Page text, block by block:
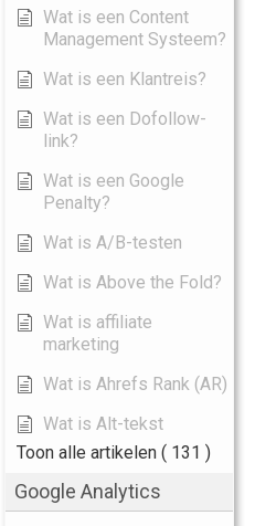
Wat is een Content
Management Systeem?
Wat is een Klantreis?
Wat is een Dofollow-
link?
Wat is een Google
Penalty?
Wat is A/B-testen
Wat is Above the Fold?
Wat is affiliate
marketing
Wat is Ahrefs Rank (AR)
Wat is Alt-tekst
Toon alle artikelen ( 131 )
Google Analytics